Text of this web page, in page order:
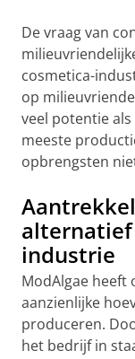
De vraag van
cosmetica-
op
veel potentie
meeste
opbrengsten
alternatief
industrie
ModAlgae
aanzienlijke
produceren.
het bedrijf in